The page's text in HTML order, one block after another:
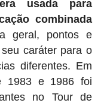
usada para
combinada
geral, pontos e
caráter para o
diferentes. Em
1983 e 1986 foi
no Tour de